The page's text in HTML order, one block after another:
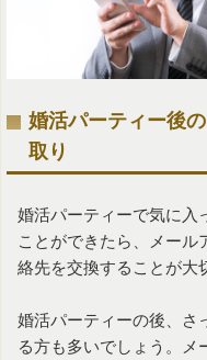
婚活パーティー後
取り
婚活パーティーで気に入
ことができたら、メール
絡先を交換することが大
婚活パーティーの後、さ
る方も多いでしょう。メ